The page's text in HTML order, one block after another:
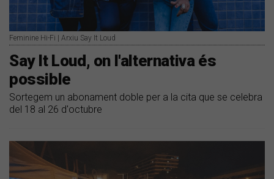
Feminine Hi-Fi | Arxiu Say It Loud
Say It Loud, on l'alternativa és
possible
Sortegem un abonament doble per a la cita que se celebra
del 18 al 26 d'octubre